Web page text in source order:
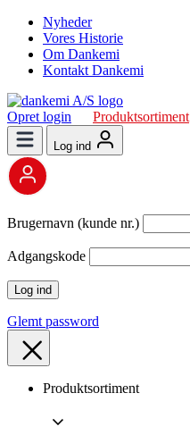
Nyheder
Vores Historie
Om Dankemi
Kontakt Dankemi
Opret login Produktsortiment
Log ind
Brugernavn (kunde nr.)
Adgangskode
Glemt password
Produktsortiment